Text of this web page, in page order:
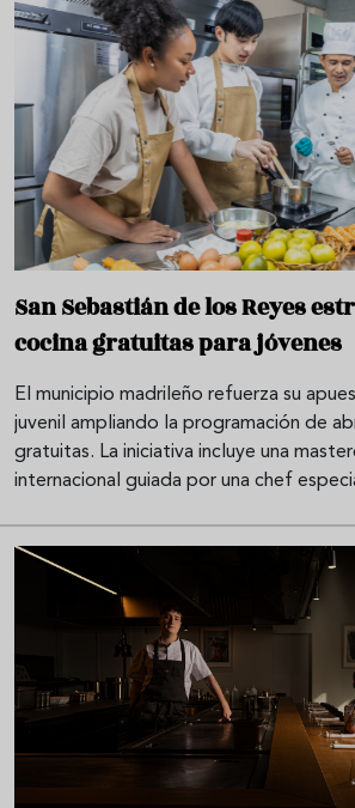
San Sebastián de los Reyes
cocina gratuitas para jóvenes
El municipio madrileño refuerza su
juvenil ampliando la programación de
gratuitas. La iniciativa incluye una
internacional guiada por una chef